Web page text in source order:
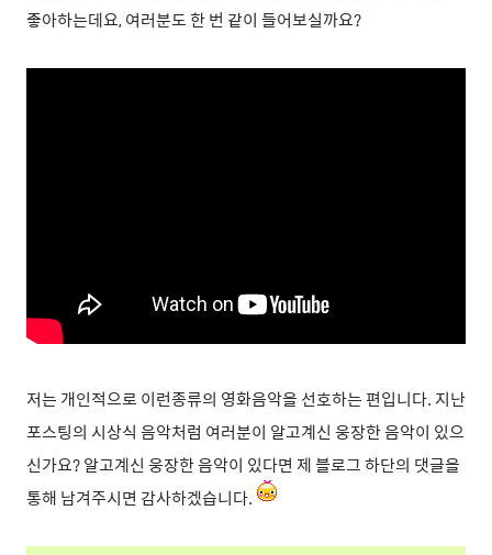
좋아하는데요, 여러분도 한 번 같이 들어보실까요?
저는 개인적으로 이런종류의 영화음악을 선호하는 편입니다. 지난
포스팅의 시상식 음악처럼 여러분이 알고계신 웅장한 음악이 있으
신가요? 알고계신 웅장한 음악이 있다면 제 블로그 하단의 댓글을
통해 남겨주시면 감사하겠습니다.